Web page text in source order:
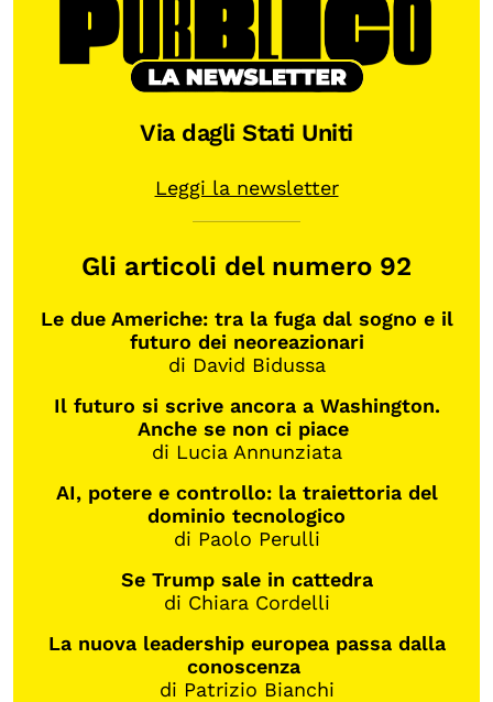
Via dagli Stati Uniti
Leggi la newsletter
Gli articoli del numero 92
Le due Americhe: tra la fuga dal sogno e il
futuro dei neoreazionari
di David Bidussa
Il futuro si scrive ancora a Washington.
Anche se non ci piace
di Lucia Annunziata
AI, potere e controllo: la traiettoria del
dominio tecnologico
di Paolo Perulli
Se Trump sale in cattedra
di Chiara Cordelli
La nuova leadership europea passa dalla
conoscenza
di Patrizio Bianchi